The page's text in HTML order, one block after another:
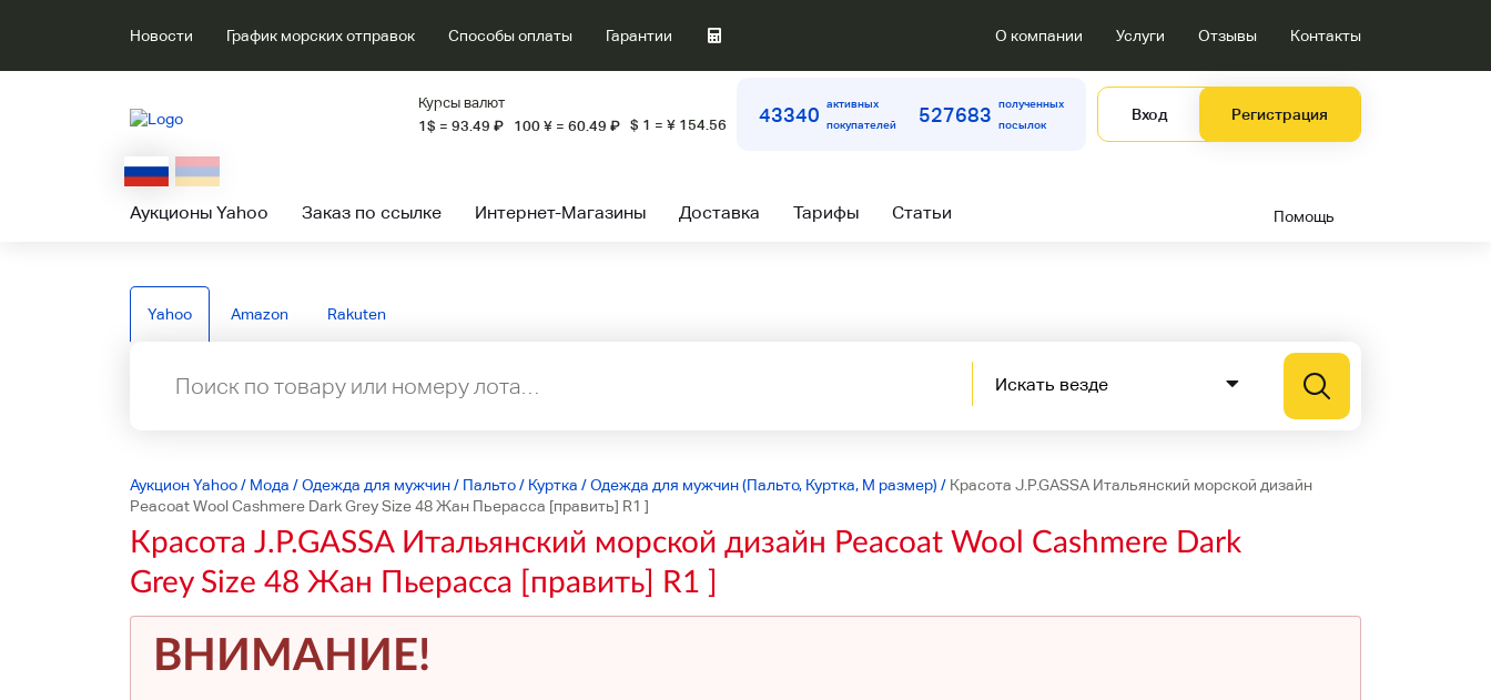
Новости График морских отправок Способы оплаты Гарантии О компании Услуги Отзывы Контакты
Курсы валют
1$ = 93.49 ₽ 100 ¥ = 60.49 ₽ $ 1 = ¥ 154.56 43340
активных
покупателей
527683
полученных
посылок
Вход Регистрация
Аукционы Yahoo Заказ по ссылке Интернет-Магазины Доставка Тарифы Статьи Помощь
Yahoo Amazon Rakuten
Аукцион Yahoo/ Мода /Одежда для мужчин/ Пальто/ Куртка /Одежда для мужчин (Пальто, Куртка, M размер) / Красота J.P.GASSA Итальянский морской дизайн
Peacoat Wool Cashmere Dark Grey Size 48 Жан Пьерасса [править] R1 ]
Красота J.P.GASSA Итальянский морской дизайн Peacoat Wool Cashmere Dark
Grey Size 48 Жан Пьерасса [править] R1 ]
ВНИМАНИЕ!